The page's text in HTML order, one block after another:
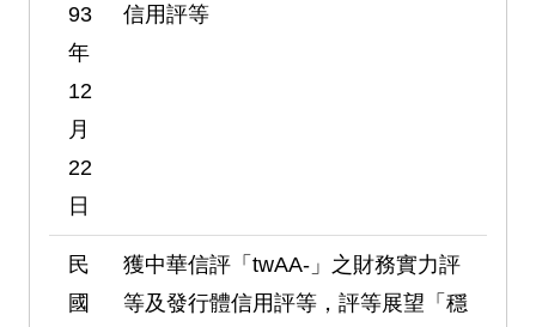
93
年
12
月
22
日
信用評等
民
國
獲中華信評「twAA-」之財務實力評
等及發行體信用評等，評等展望「穩